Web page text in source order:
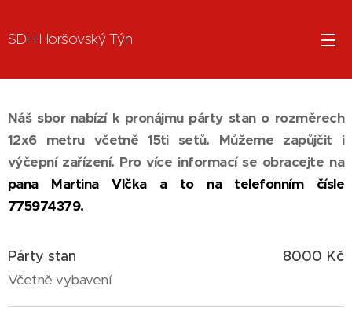
SDH Horšovský Týn
Náš sbor nabízí k pronájmu párty stan o rozměrech
12x6 metru včetně 15ti setů. Můžeme zapůjčit i
výčepní zařízení. Pro více informací se obracejte na
pana Martina Vlčka a to na telefonním čísle
775974379.
Párty stan
Včetně vybavení
8000 Kč